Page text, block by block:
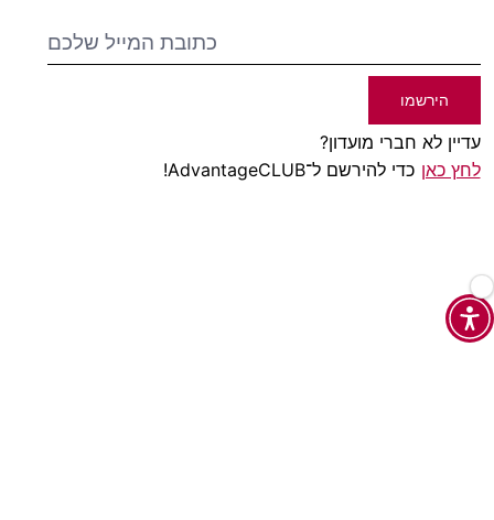
הירשמו
עדיין לא חברי מועדון?
לחץ כאן כדי להירשם ל־AdvantageCLUB!